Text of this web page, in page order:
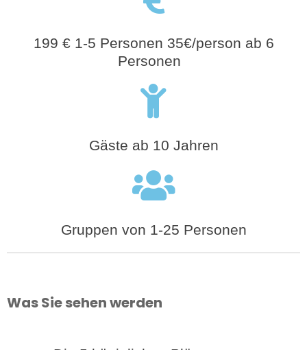
199 € 1-5 Personen 35€/person ab 6
Personen
Gäste ab 10 Jahren
Gruppen von 1-25 Personen
Was Sie sehen werden